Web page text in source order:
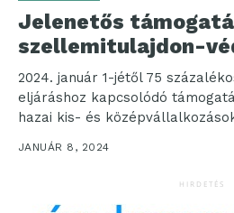
Jelenetős
szellemitulajdon-
2024. január 1-jétől 75
eljáráshoz kapcsolódó
hazai kis- és
kutatóhelyek vagy
JANUÁR 8, 2024
HIRDETÉS